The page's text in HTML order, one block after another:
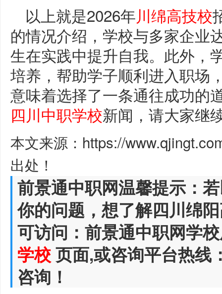
以上就是2026年川绵高技校
的情况介绍，学校与多家企业
生在实践中提升自我。此外，
培养，帮助学子顺利进入职场
意味着选择了一条通往成功的
四川中职学校新闻，请大家继
本文来源：https://
出处！
前景通中职网温馨提示：
你的问题，想了解四川绵
可访问：前景通中职网学
学校页面,或咨询平台热线
咨询！